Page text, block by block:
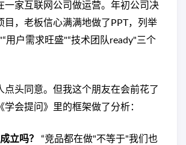
一家互联网公司做运营。年初公司决
目，老板信心满满地做了PPT，列举
用户需求旺盛"“技术团队ready"三个
点头同意。但我这个朋友在会前花了
学会提问》里的框架做了分析：
立吗？
“竞品都在做"不等于"我们也